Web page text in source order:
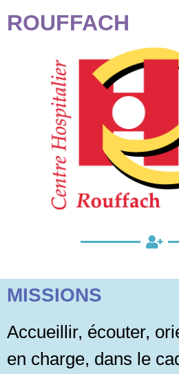
ROUFFACH
MISSIONS
Accueillir, écouter,
en charge, dans le